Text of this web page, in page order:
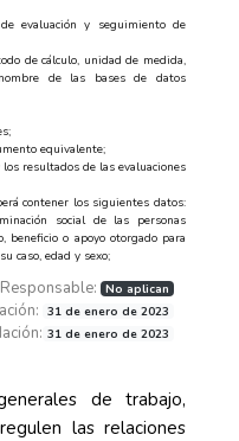
evaluación y seguimiento de
de cálculo, unidad de medida,
de las bases de datos
equivalente;
resultados de las evaluaciones
contener los siguientes datos:
social de las personas
beneficio o apoyo otorgado para
caso, edad y sexo;
No aplican
31 de enero de 2023
31 de enero de 2023
de trabajo,
las relaciones